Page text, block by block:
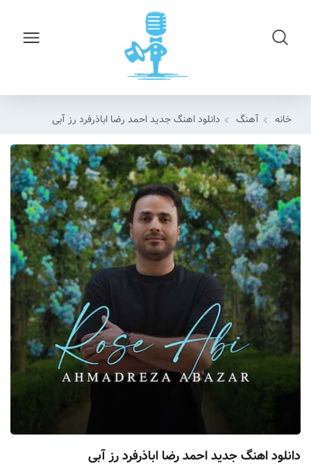
خانه آهنگ دانلود اهنگ جدید احمد رضا اباذرفرد رز آبی
دانلود اهنگ جدید احمد رضا اباذرفرد رز آبی